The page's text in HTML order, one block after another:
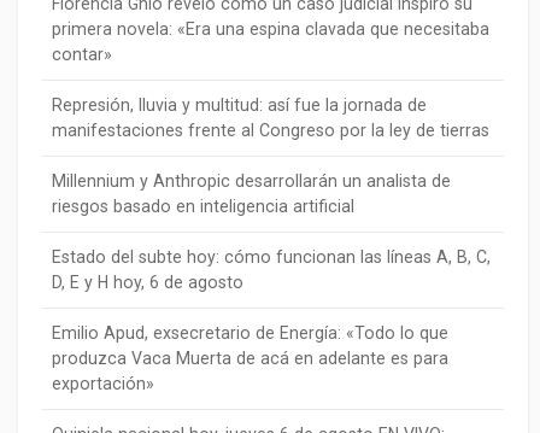
Florencia Ghio reveló cómo un caso judicial inspiró su
primera novela: «Era una espina clavada que necesitaba
contar»
Represión, lluvia y multitud: así fue la jornada de
manifestaciones frente al Congreso por la ley de tierras
Millennium y Anthropic desarrollarán un analista de
riesgos basado en inteligencia artificial
Estado del subte hoy: cómo funcionan las líneas A, B, C,
D, E y H hoy, 6 de agosto
Emilio Apud, exsecretario de Energía: «Todo lo que
produzca Vaca Muerta de acá en adelante es para
exportación»